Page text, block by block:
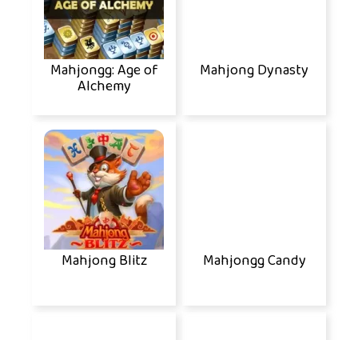
Mahjongg: Age of
Alchemy
Mahjong Dynasty
Mahjong Blitz Mahjongg Candy